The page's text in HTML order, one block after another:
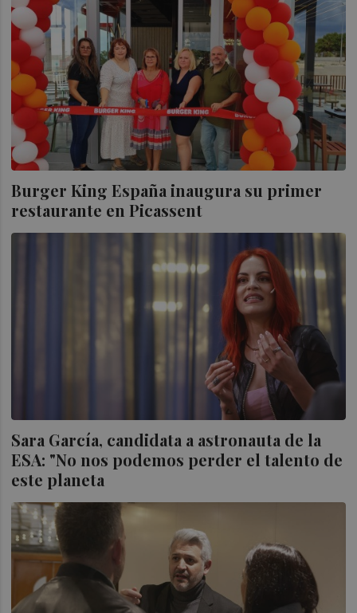
Burger King España inaugura su primer
restaurante en Picassent
Sara García, candidata a astronauta de la
ESA: "No nos podemos perder el talento de
este planeta